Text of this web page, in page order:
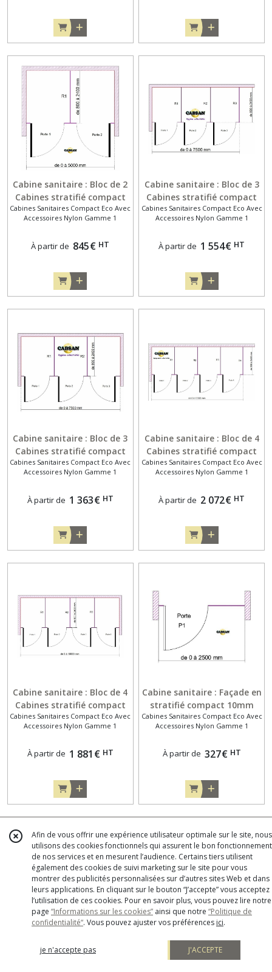
Cabine sanitaire : Bloc de 2
Cabines stratifié compact
10 mm entre 3 murs .
Gamme Eco avec
Cabines Sanitaires Compact Eco Avec
Accessoires Nylon Gamme 1
À partir de 845€ HT
Cabine sanitaire : Bloc de 3
Cabines stratifié compact
10 mm entre 2 murs .
Gamme Eco avec
Cabines Sanitaires Compact Eco Avec
Accessoires Nylon Gamme 1
À partir de 1 554€ HT
Cabine sanitaire : Bloc de 3
Cabines stratifié compact
10 mm entre 3 murs .
Gamme Eco avec
Cabines Sanitaires Compact Eco Avec
Accessoires Nylon Gamme 1
À partir de 1 363€ HT
Cabine sanitaire : Bloc de 4
Cabines stratifié compact
10 mm entre 2 murs .
Gamme Eco avec
Cabines Sanitaires Compact Eco Avec
Accessoires Nylon Gamme 1
À partir de 2 072€ HT
Cabine sanitaire : Bloc de 4
Cabines stratifié compact
10 mm entre 3 murs .
Gamme Eco avec
Cabines Sanitaires Compact Eco Avec
Accessoires Nylon Gamme 1
À partir de 1 881 € HT
Cabine sanitaire : Façade en
stratifié compact 10mm
avec 1 porte Gamme Eco
avec Accessoires Nylon
Cabines Sanitaires Compact Eco Avec
Accessoires Nylon Gamme 1
À partir de 327€ HT
Cabine sanitaire :
Séparation d'urinoir
standard en stratifié
Afin de vous offrir une expérience utilisateur optimale sur le site, nous
utilisons des cookies fonctionnels qui assurent le bon fonctionnement
de nos services et en mesurent l’audience. Certains tiers utilisent
également des cookies de suivi marketing sur le site pour vous
montrer des publicités personnalisées sur d’autres sites Web et dans
leurs applications. En cliquant sur le bouton “J’accepte” vous acceptez
l’utilisation de ces cookies. Pour en savoir plus, vous pouvez lire notre
page “Informations sur les cookies” ainsi que notre “Politique de
confidentialité“. Vous pouvez ajuster vos préférences ici.
je n'accepte pas J'ACCEPTE